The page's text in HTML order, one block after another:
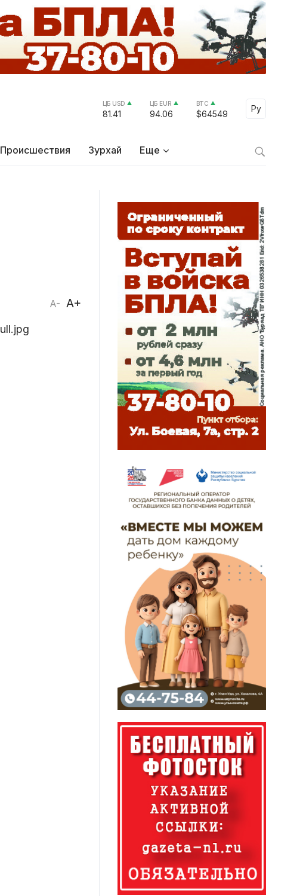
ЦБ USD
81.41
ЦБ EUR
94.06
BTC
$64549
Ру
Select
Происшествия Зурхай Еще
A- A+